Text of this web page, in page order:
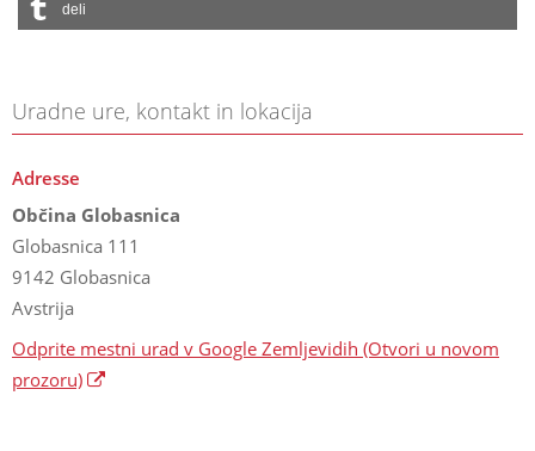
deli
Uradne ure, kontakt in lokacija
Adresse
Občina Globasnica
Globasnica 111
9142 Globasnica
Avstrija
Odprite mestni urad v Google Zemljevidih (Otvori u novom
prozoru)